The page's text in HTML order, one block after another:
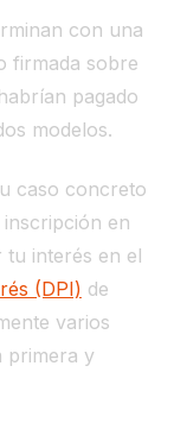
con una
firmada sobre
pagado
modelos.
caso concreto
en
tu interés en el
(DPI) de
varios
primera y